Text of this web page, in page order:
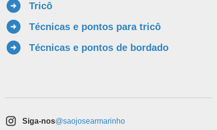
Tricô
Técnicas e pontos para tricô
Técnicas e pontos de bordado
Siga-nos@saojosearmarinho